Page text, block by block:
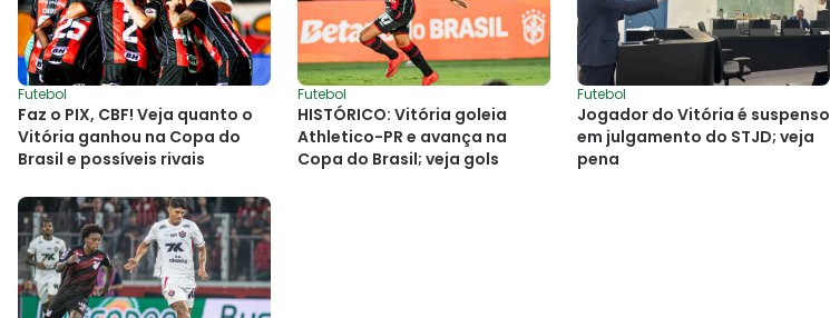
Futebol
Faz o PIX, CBF! Veja quanto o
Vitória ganhou na Copa do
Brasil e possíveis rivais
Futebol
HISTÓRICO: Vitória goleia
Athletico-PR e avança na
Copa do Brasil; veja gols
Futebol
Jogador do Vitória é suspenso
em julgamento do STJD; veja
pena